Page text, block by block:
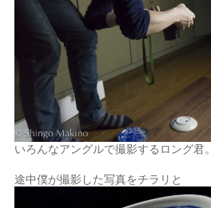
いろんなアングルで撮影するロング君。
途中僕が撮影した写真をチラリと